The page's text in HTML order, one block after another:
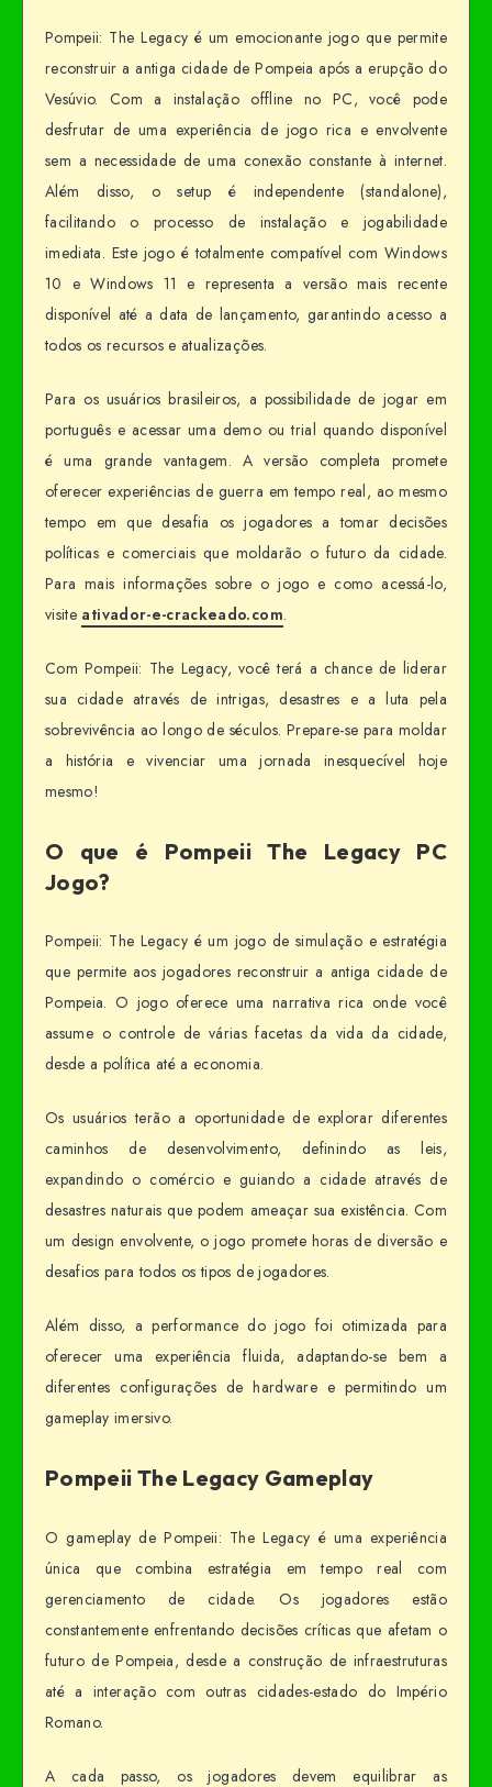
Pompeii: The Legacy é um emocionante jogo que permite
reconstruir a antiga cidade de Pompeia após a erupção do
Vesúvio. Com a instalação offline no PC, você pode
desfrutar de uma experiência de jogo rica e envolvente
sem a necessidade de uma conexão constante à internet.
Além disso, o setup é independente (standalone),
facilitando o processo de instalação e jogabilidade
imediata. Este jogo é totalmente compatível com Windows
10 e Windows 11 e representa a versão mais recente
disponível até a data de lançamento, garantindo acesso a
todos os recursos e atualizações.
Para os usuários brasileiros, a possibilidade de jogar em
português e acessar uma demo ou trial quando disponível
é uma grande vantagem. A versão completa promete
oferecer experiências de guerra em tempo real, ao mesmo
tempo em que desafia os jogadores a tomar decisões
políticas e comerciais que moldarão o futuro da cidade.
Para mais informações sobre o jogo e como acessá-lo,
visite ativador-e-crackeado.com.
Com Pompeii: The Legacy, você terá a chance de liderar
sua cidade através de intrigas, desastres e a luta pela
sobrevivência ao longo de séculos. Prepare-se para moldar
a história e vivenciar uma jornada inesquecível hoje
mesmo!
O que é Pompeii The Legacy PC
Jogo?
Pompeii: The Legacy é um jogo de simulação e estratégia
que permite aos jogadores reconstruir a antiga cidade de
Pompeia. O jogo oferece uma narrativa rica onde você
assume o controle de várias facetas da vida da cidade,
desde a política até a economia.
Os usuários terão a oportunidade de explorar diferentes
caminhos de desenvolvimento, definindo as leis,
expandindo o comércio e guiando a cidade através de
desastres naturais que podem ameaçar sua existência. Com
um design envolvente, o jogo promete horas de diversão e
desafios para todos os tipos de jogadores.
Além disso, a performance do jogo foi otimizada para
oferecer uma experiência fluida, adaptando-se bem a
diferentes configurações de hardware e permitindo um
gameplay imersivo.
Pompeii The Legacy Gameplay
O gameplay de Pompeii: The Legacy é uma experiência
única que combina estratégia em tempo real com
gerenciamento de cidade. Os jogadores estão
constantemente enfrentando decisões críticas que afetam o
futuro de Pompeia, desde a construção de infraestruturas
até a interação com outras cidades-estado do Império
Romano.
A cada passo, os jogadores devem equilibrar as